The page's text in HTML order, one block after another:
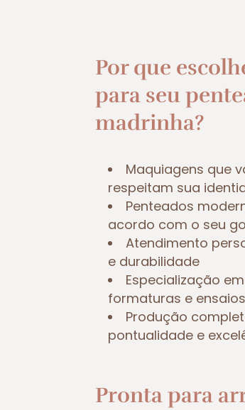
Por que
para seu
madrinha?
Maquiagens que
respeitam sua
Penteados
acordo com o seu
Atendimento
e durabilidade
Especialização
formaturas e ensaios
Produção
pontualidade e
Pronta para